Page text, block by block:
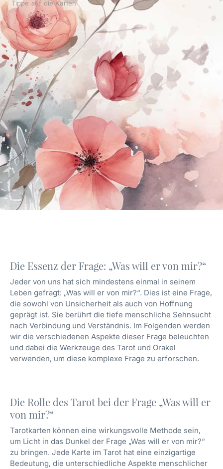
Tippe auf die Karten
Die Essenz der Frage: „Was will er von mir?“
Jeder von uns hat sich mindestens einmal in seinem
Leben gefragt: „Was will er von mir?“. Dies ist eine Frage,
die sowohl von Unsicherheit als auch von Hoffnung
geprägt ist. Sie berührt die tiefe menschliche Sehnsucht
nach Verbindung und Verständnis. Im Folgenden werden
wir die verschiedenen Aspekte dieser Frage beleuchten
und dabei die Werkzeuge des Tarot und Orakel
verwenden, um diese komplexe Frage zu erforschen.
Die Rolle des Tarot bei der Frage „Was will er
von mir?“
Tarotkarten können eine wirkungsvolle Methode sein,
um Licht in das Dunkel der Frage „Was will er von mir?“
zu bringen. Jede Karte im Tarot hat eine einzigartige
Bedeutung, die unterschiedliche Aspekte menschlicher